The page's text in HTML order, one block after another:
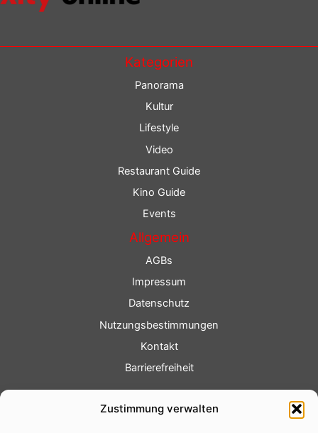
Zustimmung verwalten
Kategorien
Panorama
Kultur
Lifestyle
Video
Restaurant Guide
Kino Guide
Events
Allgemein
AGBs
Impressum
Datenschutz
Nutzungsbestimmungen
Kontakt
Barrierefreiheit
Fotoservice